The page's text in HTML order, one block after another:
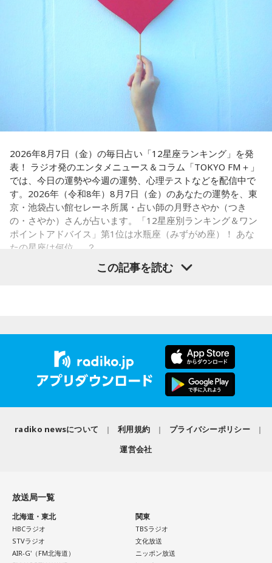
と。こういう逸話がまことしやかに語られること自体が、ド
ンの権力を大きくしているんですね。直接、命令しなくても
「こういうドンが全国にいる、というわけですね」
「福岡って大物議員がたくさんいました。その中で藏内
さんはどういう位置づけか。麻生さん、武田さん、かつては
古賀誠さん、山崎拓さん、村上正邦さん、といった方も。大
物が同じ県内にたくさんいることが、ドンを生み出す第2の条
件です」
長野 「はい」
常井 「というのは、県議会の自民党も国会議員の系列ごとに
分かれていて。知事選や市長選があると保守分裂になってし
まうんですね。その間をつなぐ調整役が必要になると。実
放送ではさらにドンの実態についての解説が続いた。
句を言っていた」というエピソードは、当時ならではの出来
事として印象に残っているそうです。
阪へ。しかし翌朝、父親の姿はなく、「今日からおじさんと
おばさんと暮らすんだよ」と告げられます。「映画みたいな
嘘みたいな話で」と振り返るように、突然始まった新生活に
戸惑い、転校先でも誰とも話せない日々が続きました。
孤独を感じるなかで、「何かしなきゃ」との思いから、クラ
る」という気づきを得て、掃除の時間に机の上で松田聖子さ
んの「青い珊瑚礁」を歌いながら一発芸を披露。最初は教室
が静まり返ったものの、その後は「あんなに無口だった転校
生が急に変なことをやり出した」と話題になり、「お前、お
もろいな」「遊ぼうや」と友達の輪が一気に広がったといい
ます。
この出来事をきっかけに、「笑いは武器になる」と実感。
「自分を認めてもらうには、人を笑わせればいい」という体
験が、芸人としての原点になったと振り返ります。
らせてしまいました」と当時を振り返り、苦笑いを見せまし
◆故郷・沖縄で味わう絶景とグルメ
は国際通り近くの「せんべろ街」を紹介しました。「そこだ
しているみたい」と、その独特の魅力を語ります。
なかでもおすすめとして挙げたのが「米仙」です。お酒3杯に
寿司5貫の組み合わせがリーズナブルな価格で楽しめ、「石垣
2026年8月7日（金）の毎日占い「12星座ランキング」を発
表！ ラジオ発のエンタメニュース＆コラム「TOKYO FM＋」
では、今日の運勢や今週の運勢、心理テストなどを配信中で
す。2026年（令和8年）8月7日（金）のあなたの運勢を、東
京・池袋占い館セレーネ所属・占い師の月野さやか（つき
の・さやか）さんが占います。「12星座別ランキング＆ワン
ポイントアドバイス」第1位は水瓶座（みずがめ座）！ あな
たの星座は何位……？
れることを選ぶと流れが変わります。人と違っても大丈夫。
今夜にでも「本当はこう生きたい」を自由に書き出してみ
【2位】双子座（ふたご座）
日は考え込むより、面白そうな方へ軽やかに動いてみるのが
正解です。誰かとの会話から人生のヒントが見つかる予感
今日から金星が天秤座へ！！あなた本来の魅力がグッと高ま
る時。人とのご縁にも恵まれやすく、嬉しいお誘いや出会い
があるかもしれません。少しおしゃれして人に会うのもおす
すめ。今日は鏡の前で「今の自分が好きなところ」を3つ見つ
けて褒めてみて！
この記事を読む
radiko newsについて 利用規約
プライバシーポリシー
運営会社
放送局一覧
北海道・東北
HBCラジオ
STVラジオ
AIR-G'（FM北海道）
関東
TBSラジオ
文化放送
ニッポン放送